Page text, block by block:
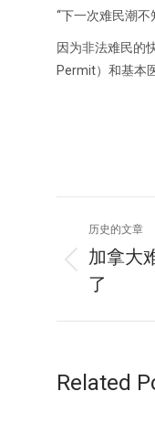
“下一次难民潮
因为非法难民的
Permit）和基本
章
历史的文章
历
史
加拿大
了
Related